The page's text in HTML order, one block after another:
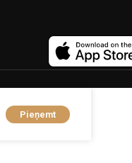
Pieņemt